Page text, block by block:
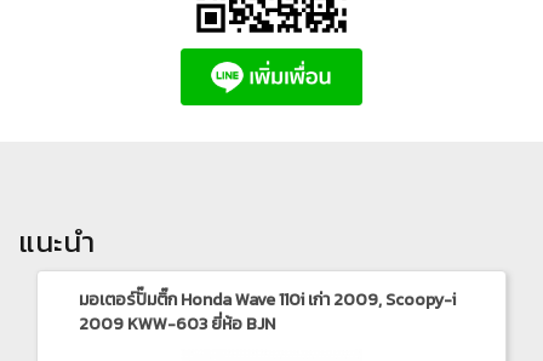
แนะนำ
มอเตอร์ปั๊มติ๊ก Honda Wave 110i เก่า 2009, Scoopy-i
2009 KWW-603 ยี่ห้อ BJN